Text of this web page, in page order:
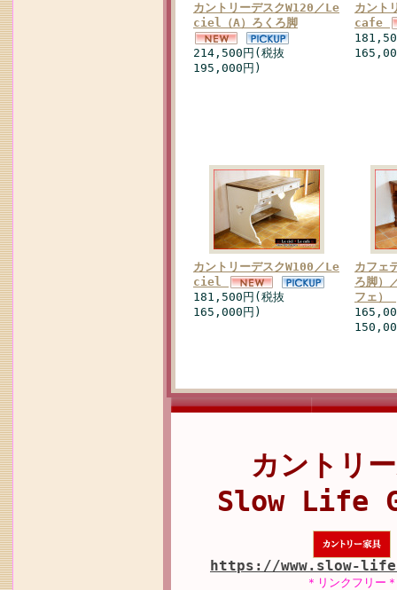
カントリーデスクW120／Le
ciel（A）ろくろ脚
214,500円(税抜
195,000円)
カント
cafe
カントリーデスクW100／Le
ciel
181,500円(税抜
165,000円)
カフェ
ろ脚）
フェ）
カントリ
Slow Life
https://www.slow-
＊リンクフリー＊